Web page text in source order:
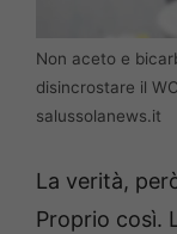
Non aceto e
disincrostare il
salussolanews.it
La verità,
Proprio così.